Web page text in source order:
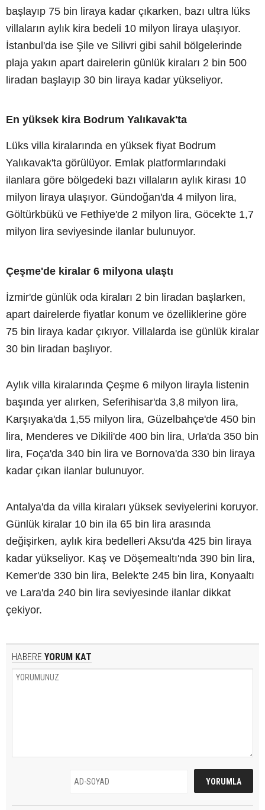
başlayıp 75 bin liraya kadar çıkarken, bazı ultra lüks
villaların aylık kira bedeli 10 milyon liraya ulaşıyor.
İstanbul'da ise Şile ve Silivri gibi sahil bölgelerinde
plaja yakın apart dairelerin günlük kiraları 2 bin 500
liradan başlayıp 30 bin liraya kadar yükseliyor.
En yüksek kira Bodrum Yalıkavak'ta
Lüks villa kiralarında en yüksek fiyat Bodrum
Yalıkavak'ta görülüyor. Emlak platformlarındaki
ilanlara göre bölgedeki bazı villaların aylık kirası 10
milyon liraya ulaşıyor. Gündoğan'da 4 milyon lira,
Göltürkbükü ve Fethiye'de 2 milyon lira, Göcek'te 1,7
milyon lira seviyesinde ilanlar bulunuyor.
Çeşme'de kiralar 6 milyona ulaştı
İzmir'de günlük oda kiraları 2 bin liradan başlarken,
apart dairelerde fiyatlar konum ve özelliklerine göre
75 bin liraya kadar çıkıyor. Villalarda ise günlük kiralar
30 bin liradan başlıyor.
Aylık villa kiralarında Çeşme 6 milyon lirayla listenin
başında yer alırken, Seferihisar'da 3,8 milyon lira,
Karşıyaka'da 1,55 milyon lira, Güzelbahçe'de 450 bin
lira, Menderes ve Dikili'de 400 bin lira, Urla'da 350 bin
lira, Foça'da 340 bin lira ve Bornova'da 330 bin liraya
kadar çıkan ilanlar bulunuyor.
Antalya'da da villa kiraları yüksek seviyelerini koruyor.
Günlük kiralar 10 bin ila 65 bin lira arasında
değişirken, aylık kira bedelleri Aksu'da 425 bin liraya
kadar yükseliyor. Kaş ve Döşemealtı'nda 390 bin lira,
Kemer'de 330 bin lira, Belek'te 245 bin lira, Konyaaltı
ve Lara'da 240 bin lira seviyesinde ilanlar dikkat
çekiyor.
HABERE YORUM KAT